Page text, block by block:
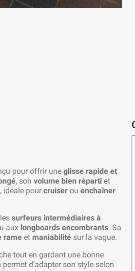
pour offrir une glisse rapide et
, son volume bien réparti et
idéale pour cruiser ou enchaîner
surfeurs intermédiaires à
aux longboards encombrants. Sa
rame et maniabilité sur la vague.
tout en gardant une bonne
permet d’adapter son style selon